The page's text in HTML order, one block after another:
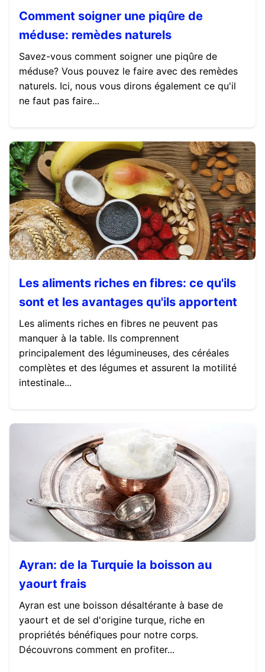
Comment soigner une piqûre de
méduse: remèdes naturels
Savez-vous comment soigner une piqûre de
méduse? Vous pouvez le faire avec des remèdes
naturels. Ici, nous vous dirons également ce qu'il
ne faut pas faire...
Les aliments riches en fibres: ce qu'ils
sont et les avantages qu'ils apportent
Les aliments riches en fibres ne peuvent pas
manquer à la table. Ils comprennent
principalement des légumineuses, des céréales
complètes et des légumes et assurent la motilité
intestinale...
Ayran: de la Turquie la boisson au
yaourt frais
Ayran est une boisson désaltérante à base de
yaourt et de sel d'origine turque, riche en
propriétés bénéfiques pour notre corps.
Découvrons comment en profiter...